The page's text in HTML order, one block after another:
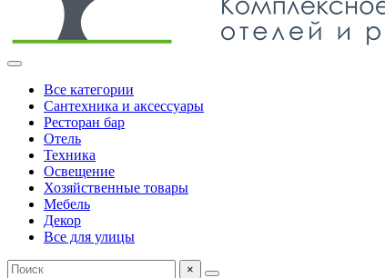
Все категории
Сантехника и аксессуары
Ресторан бар
Отель
Техника
Освещение
Хозяйственные товары
Мебель
Декор
Все для улицы
×